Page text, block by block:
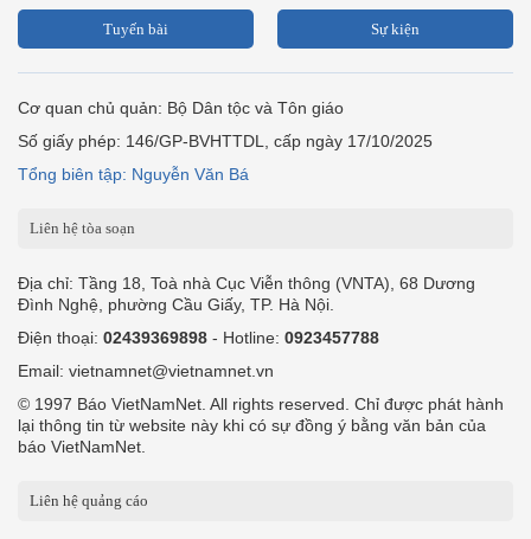
Tuyến bài Sự kiện
Cơ quan chủ quản: Bộ Dân tộc và Tôn giáo
Số giấy phép: 146/GP-BVHTTDL, cấp ngày 17/10/2025
Tổng biên tập: Nguyễn Văn Bá
Liên hệ tòa soạn
Địa chỉ: Tầng 18, Toà nhà Cục Viễn thông (VNTA), 68 Dương
Đình Nghệ, phường Cầu Giấy, TP. Hà Nội.
Điện thoại: 02439369898 - Hotline: 0923457788
Email: vietnamnet@vietnamnet.vn
© 1997 Báo VietNamNet. All rights reserved. Chỉ được phát hành
lại thông tin từ website này khi có sự đồng ý bằng văn bản của
báo VietNamNet.
Liên hệ quảng cáo